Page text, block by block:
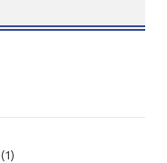
(1)